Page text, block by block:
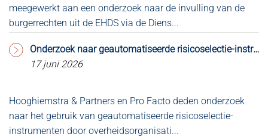
meegewerkt aan een onderzoek naar de invulling van de
burgerrechten uit de EHDS via de Diens...
Onderzoek naar geautomatiseerde risicoselectie-instrumenten aangeboden aan de Kamer
17 juni 2026
Hooghiemstra & Partners en Pro Facto deden onderzoek
naar het gebruik van geautomatiseerde risicoselectie-
instrumenten door overheidsorganisati...